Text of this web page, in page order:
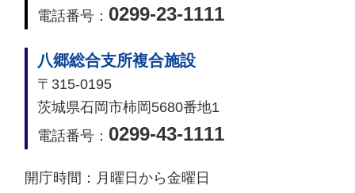
電話番号： 0299-23-1111
八郷総合支所複合施設
〒315-0195
茨城県石岡市柿岡5680番地1
電話番号： 0299-43-1111
開庁時間： 月曜日から金曜日